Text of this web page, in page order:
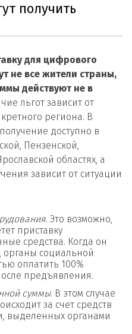
получить
для цифрового
не все жители страны,
действуют не в
льгот зависит от
региона. В
доступно в
Пензенской,
областях, а
зависит от ситуации
. Это возможно,
приставку
средства. Когда он
органы социальной
оплатить 100%
предъявления.
суммы. В этом случае
за счет средств
выделенных органами